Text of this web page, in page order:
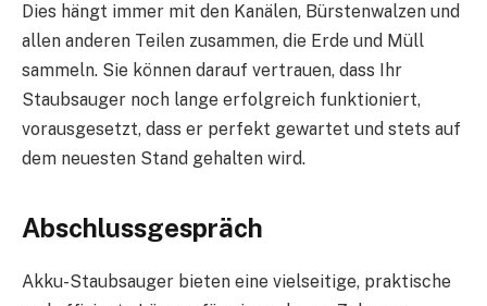
Dies hängt immer mit den Kanälen, Bürstenwalzen und
allen anderen Teilen zusammen, die Erde und Müll
sammeln. Sie können darauf vertrauen, dass Ihr
Staubsauger noch lange erfolgreich funktioniert,
vorausgesetzt, dass er perfekt gewartet und stets auf
dem neuesten Stand gehalten wird.
Abschlussgespräch
Akku-Staubsauger bieten eine vielseitige, praktische